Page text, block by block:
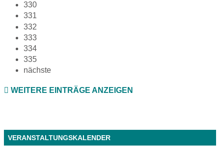
330
331
332
333
334
335
nächste
WEITERE EINTRÄGE ANZEIGEN
VERANSTALTUNGSKALENDER